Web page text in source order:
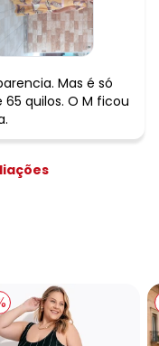
Mas é só
quilos. O M ficou